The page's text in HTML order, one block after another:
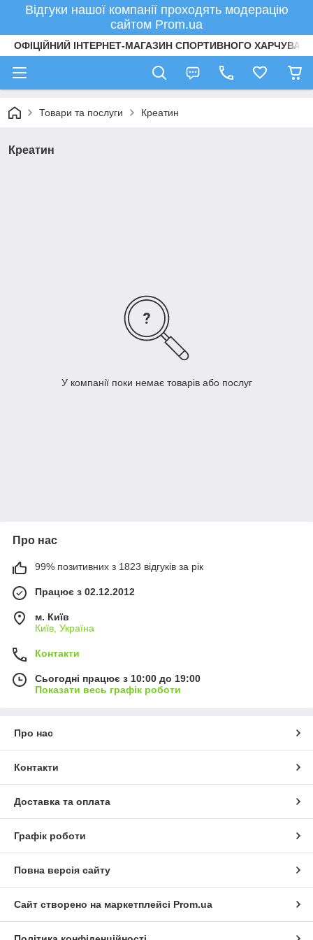
Відгуки нашої компанії проходять модерацію
сайтом Prom.ua
ОФІЦІЙНИЙ ІНТЕРНЕТ-МАГАЗИН СПОРТИВНОГО
Товари та послуги Креатин
Креатин
У компанії поки немає товарів або послуг
Про нас
99% позитивних з 1823 відгуків за рік
Працює з 02.12.2012
м. Київ
Київ, Україна
Контакти
Сьогодні працює з 10:00 до 19:00
Показати весь графік роботи
Про нас
Контакти
Доставка та оплата
Графік роботи
Повна версія сайту
Сайт створено на маркетплейсі Prom.ua